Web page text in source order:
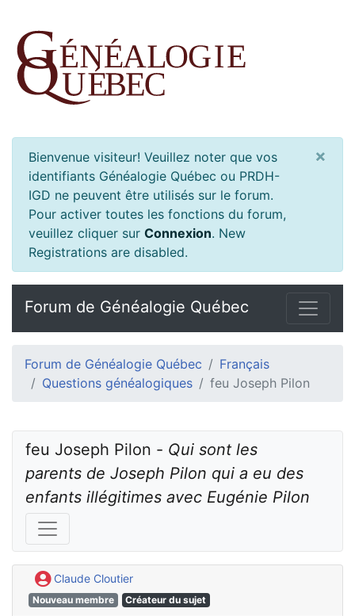
Bienvenue visiteur! Veuillez noter que vos
identifiants Généalogie Québec ou PRDH-
IGD ne peuvent être utilisés sur le forum.
Pour activer toutes les fonctions du forum,
veuillez cliquer sur Connexion. New
Registrations are disabled.
×
Forum de Généalogie Québec
Forum de Généalogie Québec
Français
Questions généalogiques
feu Joseph Pilon
feu Joseph Pilon - Qui sont les
parents de Joseph Pilon qui a eu des
enfants illégitimes avec Eugénie Pilon
Claude Cloutier
Nouveau membre Créateur du sujet